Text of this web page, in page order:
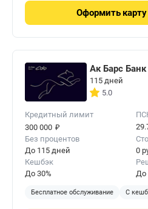
Оформить карту
Ак Барс Банк
115 дней
5.0
Кредитный лимит
300 000 ₽
Без процентов
До 115 дней
0
Кешбэк
До 30%
До
Бесплатное обслуживание С